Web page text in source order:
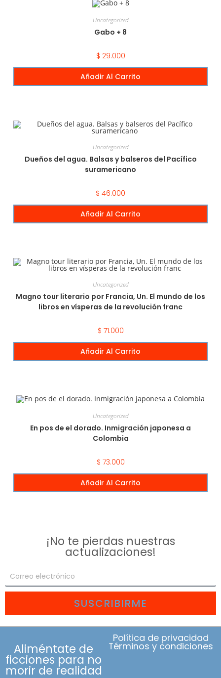
Uncategorized
Gabo + 8
$ 29.000
Añadir Al Carrito
Uncategorized
Dueños del agua. Balsas y balseros del Pacífico
suramericano
$ 46.000
Añadir Al Carrito
Uncategorized
Magno tour literario por Francia, Un. El mundo de los
libros en vísperas de la revolución franc
$ 71.000
Añadir Al Carrito
Uncategorized
En pos de el dorado. Inmigración japonesa a
Colombia
$ 73.000
Añadir Al Carrito
¡No te pierdas nuestras
actualizaciones!
SUSCRIBIRME
Aliméntate de
ficciones para no
morir de realidad
Política de privacidad
Términos y condiciones